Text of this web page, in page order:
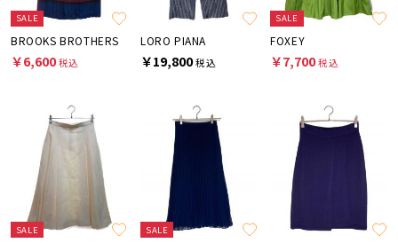
SALE
BROOKS BROTHERS
￥6,600税込
LORO PIANA
￥19,800税込
SALE
FOXEY
￥7,700税込
SALE SALE